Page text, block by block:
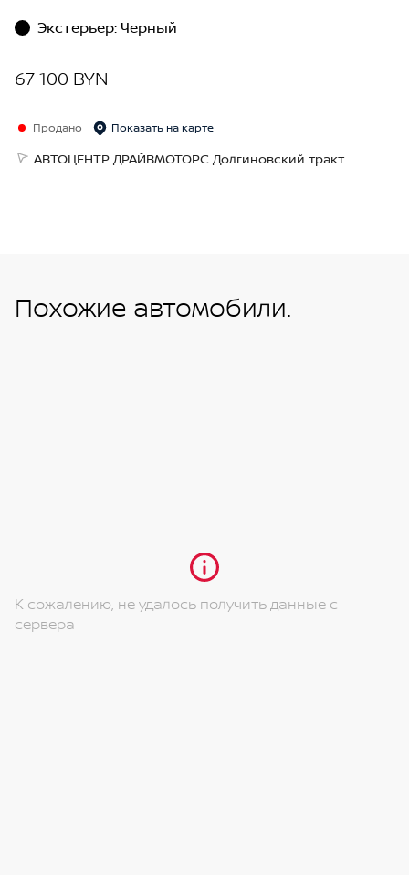
Экстерьер: Черный
67 100 BYN
Продано Показать на карте
АВТОЦЕНТР ДРАЙВМОТОРС Долгиновский тракт
Похожие автомобили.
К сожалению, не удалось получить данные с
сервера